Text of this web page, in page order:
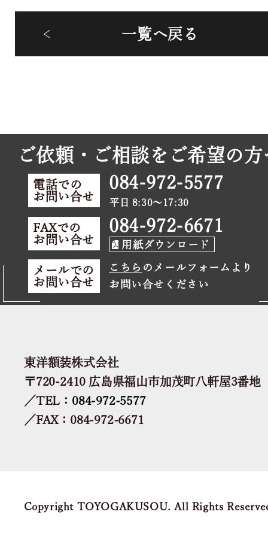
一覧へ戻る
ご依頼・ご相談をご希望の方
電話での
お問い合せ
084-972-5577
平日 8:30～17:30
FAXでの
お問い合せ
084-972-6671
用紙ダウンロード
メールでの
お問い合せ
こちら のメールフォームより
お問い合せください
東洋額装株式会社
〒720-2410 広島県福山市加茂町八軒屋3番地
／TEL： 084-972-5577
／FAX：084-972-6671
Copyright TOYOGAKUSOU. All Rights